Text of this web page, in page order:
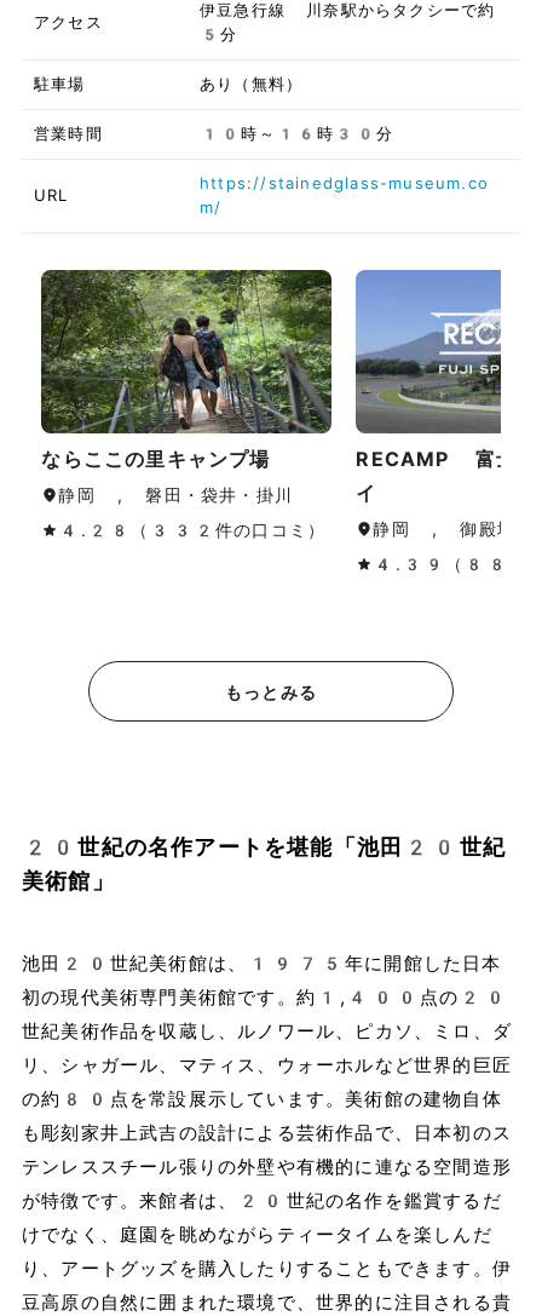
アクセス
伊豆急行線 川奈駅からタクシーで約
5分
駐車場 あり（無料）
営業時間 10時～16時30分
URL
https://stainedglass-museum.co
m/
ならここの里キャンプ場
静岡 , 磐田・袋井・掛川
4.28（332件の口コミ）
RECAMP 富士ス
イ
静岡 , 御殿場・
4.39（88件の
もっとみる
20世紀の名作アートを堪能「池田20世紀
美術館」
池田20世紀美術館は、1975年に開館した日本
初の現代美術専門美術館です。約1,400点の20
世紀美術作品を収蔵し、ルノワール、ピカソ、ミロ、ダ
リ、シャガール、マティス、ウォーホルなど世界的巨匠
の約80点を常設展示しています。美術館の建物自体
も彫刻家井上武吉の設計による芸術作品で、日本初のス
テンレススチール張りの外壁や有機的に連なる空間造形
が特徴です。来館者は、20世紀の名作を鑑賞するだ
けでなく、庭園を眺めながらティータイムを楽しんだ
り、アートグッズを購入したりすることもできます。伊
豆高原の自然に囲まれた環境で、世界的に注目される貴